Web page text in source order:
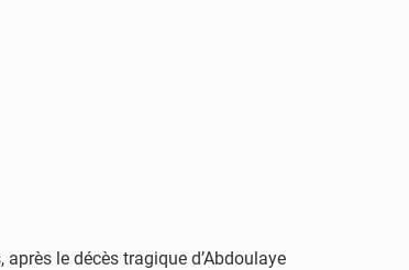
le décès tragique d’Abdoulaye